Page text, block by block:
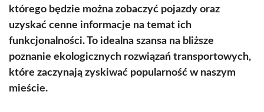
którego będzie można zobaczyć pojazdy oraz
uzyskać cenne informacje na temat ich
funkcjonalności. To idealna szansa na bliższe
poznanie ekologicznych rozwiązań transportowych,
które zaczynają zyskiwać popularność w naszym
mieście.